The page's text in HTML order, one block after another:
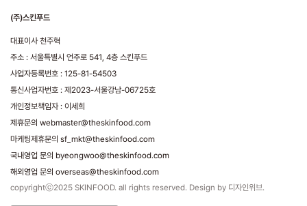
(주)스킨푸드
대표이사 천주혁
주소 : 서울특별시 언주로 541, 4층 스킨푸드
사업자등록번호 : 125-81-54503
통신사업자번호 : 제2023-서울강남-06725호
개인정보책임자 : 이세희
제휴문의 webmaster@theskinfood.com
마케팅제휴문의 sf_mkt@theskinfood.com
국내영업 문의 byeongwoo@theskinfood.com
해외영업 문의 overseas@theskinfood.com
copyrightⓒ2025 SKINFOOD. all rights reserved. Design by 디자인위브.